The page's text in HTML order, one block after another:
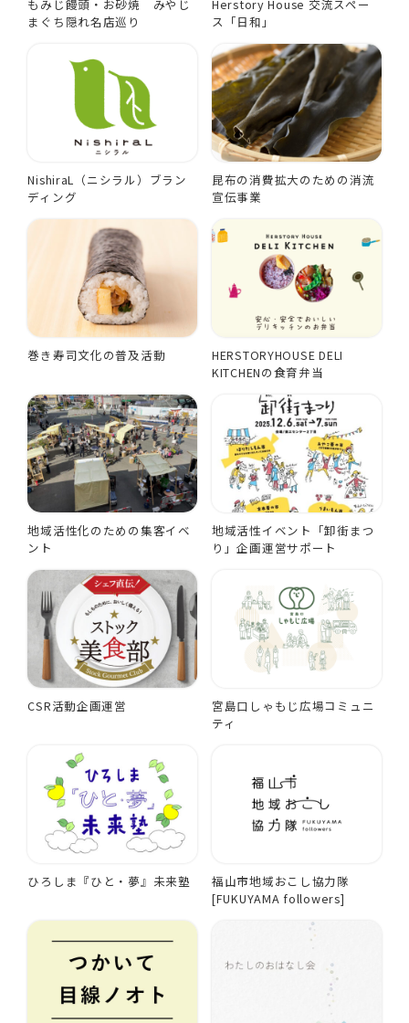
もみじ饅頭・お砂焼 みやじ
まぐち隠れ名店巡り
Herstory House 交流スペー
ス「日和」
NishiraL（ニシラル）ブラン
ディング
昆布の消費拡大のための消流
宣伝事業
巻き寿司文化の普及活動
HERSTORYHOUSE DELI
KITCHENの食育弁当
地域活性化のための集客イベ
ント
地域活性イベント「卸街まつ
り」企画運営サポート
CSR活動企画運営
宮島口しゃもじ広場コミュニ
ティ
ひろしま『ひと・夢』未来塾
福山市地域おこし協力隊
[FUKUYAMA followers]